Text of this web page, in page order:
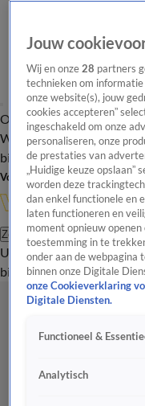
Overzicht Onze programma's
WandelgangenInterviews
bijwonenPodcastShop
Volg Vandaag Inside
Zoeken
UitzendingenVandaag
bijwonen
Jouw
Wij en onze28 partners
technieken om
onze website(s), jouw
cookies accepteren”
ingeschakeld om onze
personaliseren, onze
de prestaties van
„Huidige keuze
worden deze
dan enkel functionele en
laten functioneren en
moment opnieuw
toestemming in te
onder aan de webpagina
binnen onze Digitale
onze Cookieverklaring
Digitale Diensten.
Functioneel &
Analytisch